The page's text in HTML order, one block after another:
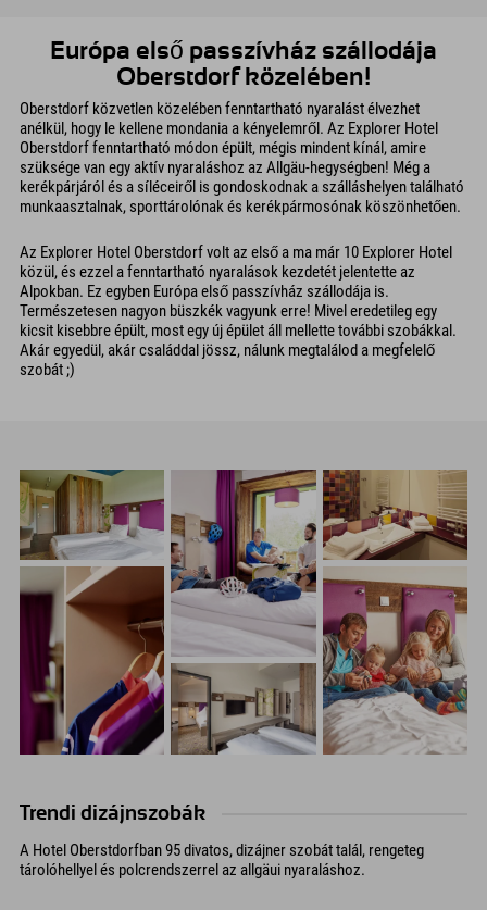
Európa első passzívház szállodája
Oberstdorf közelében!
Oberstdorf közvetlen közelében fenntartható nyaralást élvezhet
anélkül, hogy le kellene mondania a kényelemről. Az Explorer Hotel
Oberstdorf fenntartható módon épült, mégis mindent kínál, amire
szüksége van egy aktív nyaraláshoz az Allgäu-hegységben! Még a
kerékpárjáról és a síléceiről is gondoskodnak a szálláshelyen található
munkaasztalnak, sporttárolónak és kerékpármosónak köszönhetően.
Az Explorer Hotel Oberstdorf volt az első a ma már 10 Explorer Hotel
közül, és ezzel a fenntartható nyaralások kezdetét jelentette az
Alpokban. Ez egyben Európa első passzívház szállodája is.
Természetesen nagyon büszkék vagyunk erre! Mivel eredetileg egy
kicsit kisebbre épült, most egy új épület áll mellette további szobákkal.
Akár egyedül, akár családdal jössz, nálunk megtalálod a megfelelő
szobát ;)
Trendi dizájnszobák
A Hotel Oberstdorfban 95 divatos, dizájner szobát talál, rengeteg
tárolóhellyel és polcrendszerrel az allgäui nyaraláshoz.